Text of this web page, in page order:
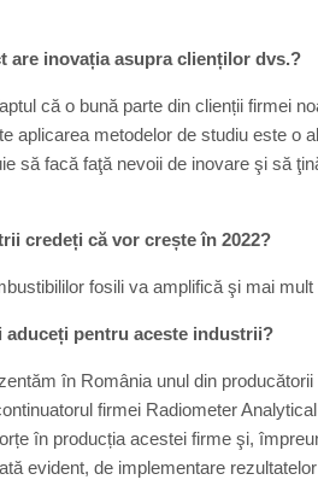
are inovația asupra clienților dvs.?
că o bună parte din clienții firmei
aplicarea metodelor de studiu este o
să facă faţă nevoii de inovare şi să
credeți că vor crește în 2022?
fosili va amplifică şi mai
aduceți pentru aceste industrii?
în România unul din
firmei Radiometer
în producția acestei firme şi,
evident, de implementare